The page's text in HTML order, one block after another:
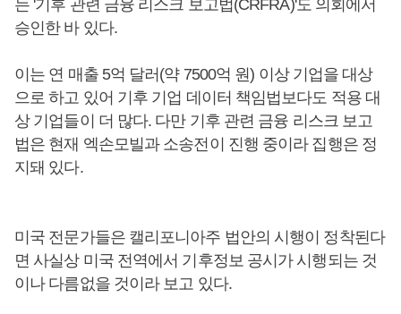
는 '기후 관련 금융 리스크 보고법(CRFRA)'도 의회에서
승인한 바 있다.
이는 연 매출 5억 달러(약 7500억 원) 이상 기업을 대상
으로 하고 있어 기후 기업 데이터 책임법보다도 적용 대
상 기업들이 더 많다. 다만 기후 관련 금융 리스크 보고
법은 현재 엑손모빌과 소송전이 진행 중이라 집행은 정
지돼 있다.
미국 전문가들은 캘리포니아주 법안의 시행이 정착된다
면 사실상 미국 전역에서 기후정보 공시가 시행되는 것
이나 다름없을 것이라 보고 있다.